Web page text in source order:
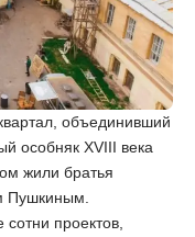
объединивший
особняк XVIII века
жили братья
Пушкиным.
проектов,